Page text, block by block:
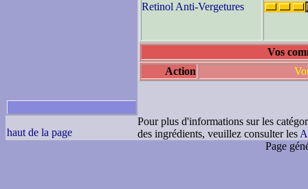
Retinol Anti-Vergetures
Vos
Action
haut de la page
Pour plus d'informations sur les
des ingrédients, veuillez consulter les
Page